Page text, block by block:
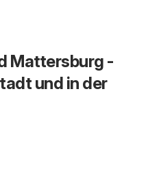
Mattersburg -
und in der